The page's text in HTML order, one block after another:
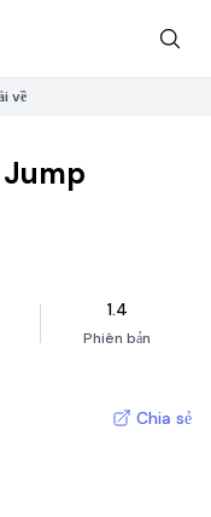
về
1.4
Phiên bản
Chia sẻ